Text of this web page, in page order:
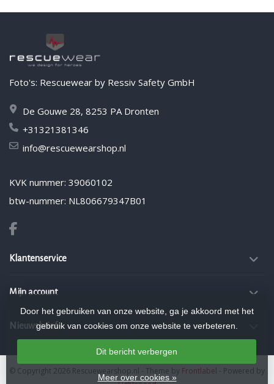
Foto's: Rescuewear by Ressiv Safety GmbH
De Gouwe 28, 8253 PA Dronten
+31321381346
info@rescuewearshop.nl
KVK nummer: 39060102
btw-nummer: NL806679347B01
Klantenservice
Mijn account
Nieuwsbrief
Door het gebruiken van onze website, ga je akkoord met het
gebruik van cookies om onze website te verbeteren.
Dit bericht verbergen
Meer over cookies »
© Copyright 2026 Rescuewearshop.nl - Theme by Frontlabel - Powered by